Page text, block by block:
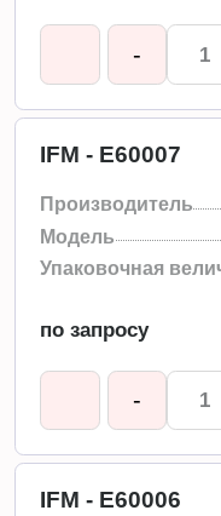
-
IFM - E60007
Производитель
Модель
Упаковочная
по запросу
-
IFM - E60006